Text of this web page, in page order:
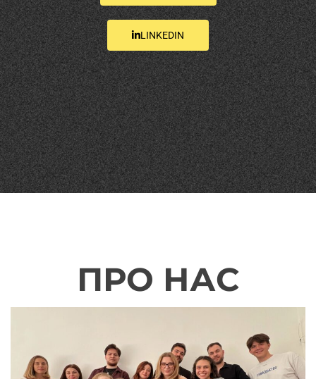
LINKEDIN
ПРО НАС